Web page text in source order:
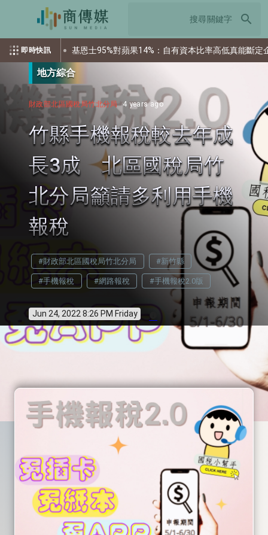
search
即時快訊基恩士95%對蘋果14%：自有資本比率高低真能斷定企業好壞
地方綜合
財政部北區國稅局竹北分局 4 years ago
竹縣手機報稅較去年成
長3成 北區國稅局竹
北分局籲請多利用手機
報稅
#財政部北區國稅局竹北分局 #新竹縣
#手機報稅 #網路報稅 #手機報稅2.0版
Jun 24, 2022 8:26 PM Friday